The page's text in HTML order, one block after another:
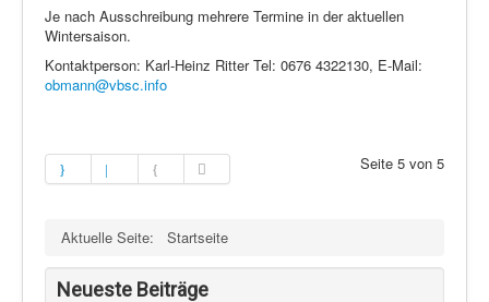
Je nach Ausschreibung mehrere Termine in der aktuellen
Wintersaison.
Kontaktperson: Karl-Heinz Ritter Tel: 0676 4322130, E-Mail:
obmann@vbsc.info
Seite 5 von 5
Aktuelle Seite: Startseite
Neueste Beiträge